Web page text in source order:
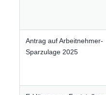
Antrag auf Arbeitnehmer-
Sparzulage 2025